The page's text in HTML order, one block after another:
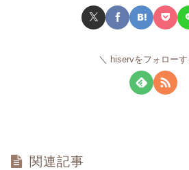
hiservをフォローす
関連記事